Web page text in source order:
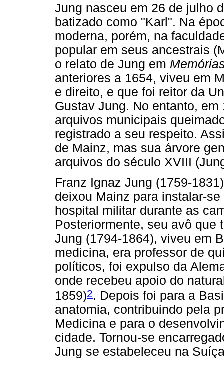
Jung nasceu em 26 de julho
batizado como "Karl". Na
moderna, porém, na
popular em seus ancestrais
o relato de Jung em
anteriores a 1654, viveu em
e direito, e que foi reitor da
Gustav Jung. No entanto,
arquivos municipais
registrado a seu respeito.
de Mainz, mas sua árvore
arquivos do século XVIII
Franz Ignaz Jung (1759-
deixou Mainz para instalar-
hospital militar durante as
Posteriormente, seu avô que
Jung (1794-1864), viveu em
medicina, era professor de
políticos, foi expulso da
onde recebeu apoio do
1859)2. Depois foi para a
anatomia, contribuindo pela
Medicina e para o
cidade. Tornou-se
Jung se estabeleceu na